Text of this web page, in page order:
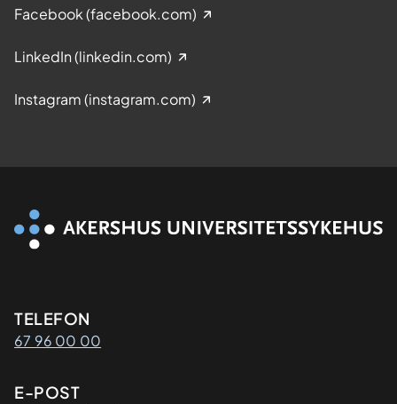
Facebook (facebook.com)
LinkedIn (linkedin.com)
Instagram (instagram.com)
Kontaktinformasjon
TELEFON
67 96 00 00
E-POST